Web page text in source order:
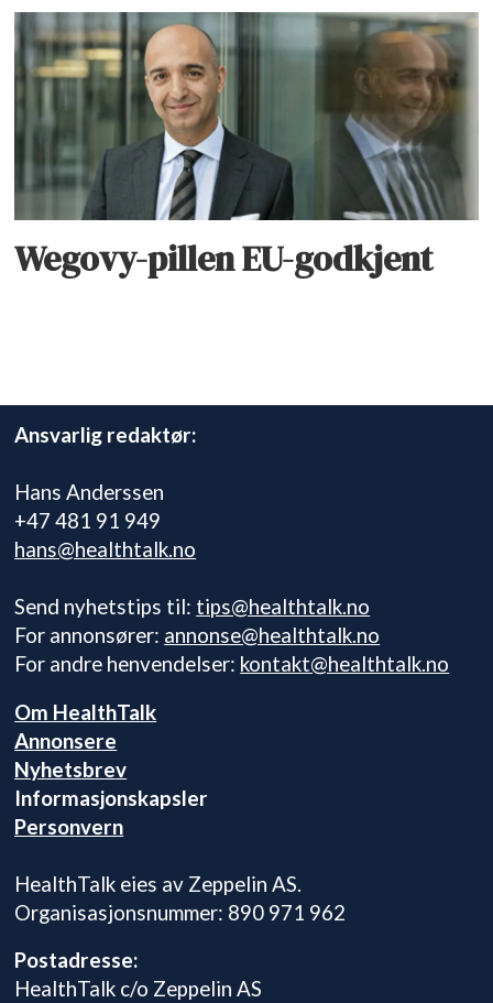
Wegovy-pillen EU-godkjent
Ansvarlig redaktør:
Hans Anderssen
+47 481 91 949
hans@healthtalk.no
Send nyhetstips til: tips@healthtalk.no
For annonsører: annonse@healthtalk.no
For andre henvendelser: kontakt@healthtalk.no
Om HealthTalk
Annonsere
Nyhetsbrev
Informasjonskapsler
Personvern
HealthTalk eies av Zeppelin AS.
Organisasjonsnummer: 890 971 962
Postadresse:
HealthTalk c/o Zeppelin AS